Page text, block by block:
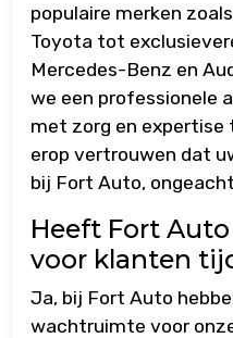
populaire merken
Toyota tot
Mercedes-Benz en
we een professionele
met zorg en expertise
erop vertrouwen dat
bij Fort Auto,
Heeft Fort
voor klanten
Ja, bij Fort Auto
wachtruimte voor